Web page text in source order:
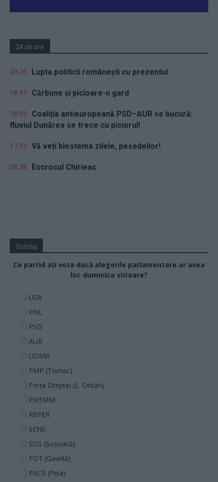
24 de ore
20.26 Lupta politicii românești cu prezentul
18.47 Cărbune și picioare-n gard
18.09
Coaliția antieuropeană PSD–AUR se bucură:
fluviul Dunărea se trece cu piciorul!
17.32 Vă veți blestema zilele, pesedeilor!
08.38 Escrocul Chirieac
Sondaj
Ce partid ați vota dacă alegerile parlamentare ar avea
loc duminica viitoare?
USR
PNL
PSD
AUR
UDMR
PMP (Tomac)
Forța Dreptei (L. Orban)
PNȚMM
REPER
SENS
SOS (Șoșoacă)
POT (Gavrilă)
PACE (Peia)